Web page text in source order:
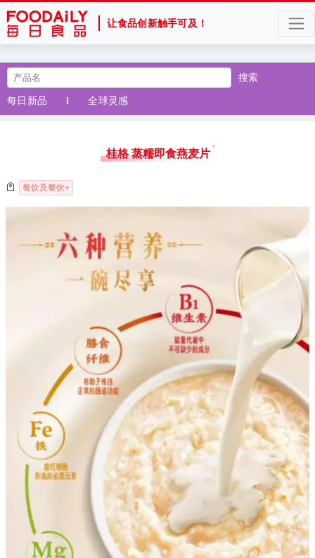
让食品创新触手可及！
搜索
每日新品
全球灵感
桂格 蒸糯即食燕麦片
餐饮及餐饮+